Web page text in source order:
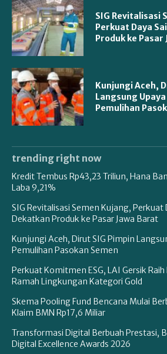
SIG Revitalisasi
Perkuat Daya
Produk ke Pasar
Kunjungi Aceh,
Langsung
Pemulihan
trending right now
Kredit Tembus Rp43,23 Triliun, Hana
Laba 9,21%
SIG Revitalisasi Semen Kujang, Perkuat
Dekatkan Produk ke Pasar Jawa Barat
Kunjungi Aceh, Dirut SIG Pimpin
Pemulihan Pasokan Semen
Perkuat Komitmen ESG, LAI Gersik
Ramah Lingkungan Kategori Gold
Skema Pooling Fund Bencana Mulai
Klaim BMN Rp17,6 Miliar
Transformasi Digital Berbuah Prestasi,
Digital Excellence Awards 2026